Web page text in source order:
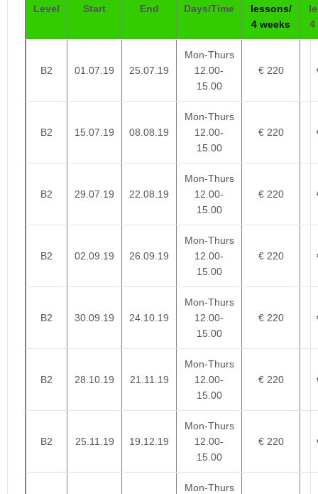
Level Start End Days/Time
lessons/
4 weeks
4
B2 01.07.19 25.07.19
Mon-Thurs
12.00-
15.00
€ 220
B2 15.07.19 08.08.19
Mon-Thurs
12.00-
15.00
€ 220
B2 29.07.19 22.08.19
Mon-Thurs
12.00-
15.00
€ 220
B2 02.09.19 26.09.19
Mon-Thurs
12.00-
15.00
€ 220
B2 30.09.19 24.10.19
Mon-Thurs
12.00-
15.00
€ 220
B2 28.10.19 21.11.19
Mon-Thurs
12.00-
15.00
€ 220
B2 25.11.19 19.12.19
Mon-Thurs
12.00-
15.00
€ 220
Mon-Thurs